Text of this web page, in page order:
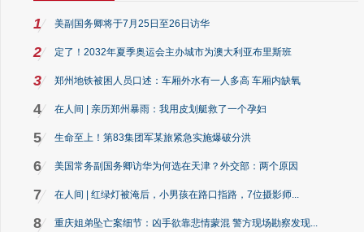
1 美副国务卿将于7月25日至26日访华
2 定了！2032年夏季奥运会主办城市为澳大利亚布里斯班
3 郑州地铁被困人员口述：车厢外水有一人多高 车厢内缺氧
4 在人间 | 亲历郑州暴雨：我用皮划艇救了一个孕妇
5 生命至上！第83集团军某旅紧急实施爆破分洪
6 美国常务副国务卿访华为何选在天津？外交部：两个原因
7 在人间 | 红绿灯被淹后，小男孩在路口指路，7位摄影师...
8 重庆姐弟坠亡案细节：凶手欲靠悲情蒙混 警方现场勘察发现...